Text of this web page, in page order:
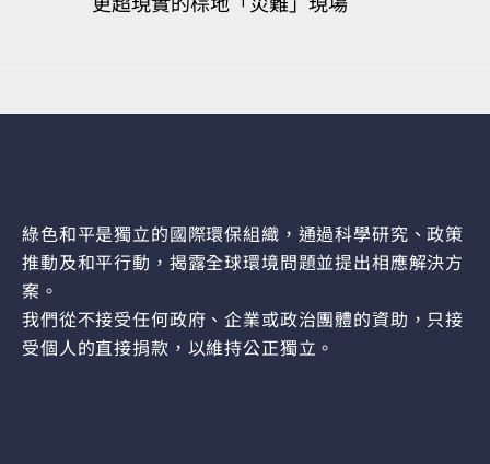
綠色和平是獨立的國際環保組織，通過科學研究、政策
推動及和平行動，揭露全球環境問題並提出相應解決方
案。
我們從不接受任何政府、企業或政治團體的資助，只接
受個人的直接捐款，以維持公正獨立。